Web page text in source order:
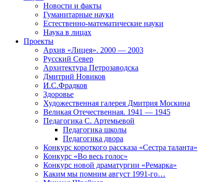
Новости и факты
Гуманитарные науки
Естественно-математические науки
Наука в лицах
Проекты
Архив «Лицея». 2000 — 2003
Русский Север
Архитектура Петрозаводска
Дмитрий Новиков
И.С.Фрадков
Здоровье
Художественная галерея Дмитрия Москина
Великая Отечественная. 1941 — 1945
Педагогика С. Артемьевой
Педагогика школы
Педагогика двора
Конкурс короткого рассказа «Сестра таланта»
Конкурс «Во весь голос»
Конкурс новой драматургии «Ремарка»
Каким мы помним август 1991-го…